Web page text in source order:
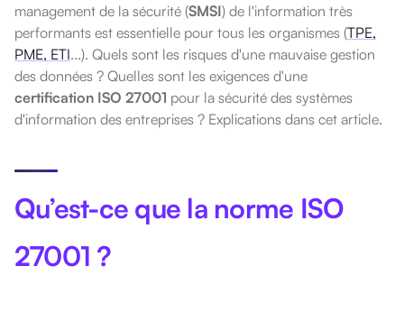
management de la sécurité (SMSI) de l'information très
performants est essentielle pour tous les organismes (TPE,
PME, ETI...). Quels sont les risques d'une mauvaise gestion
des données ? Quelles sont les exigences d'une
certification ISO 27001 pour la sécurité des systèmes
d'information des entreprises ? Explications dans cet article.
Qu’est-ce que la norme ISO
27001 ?